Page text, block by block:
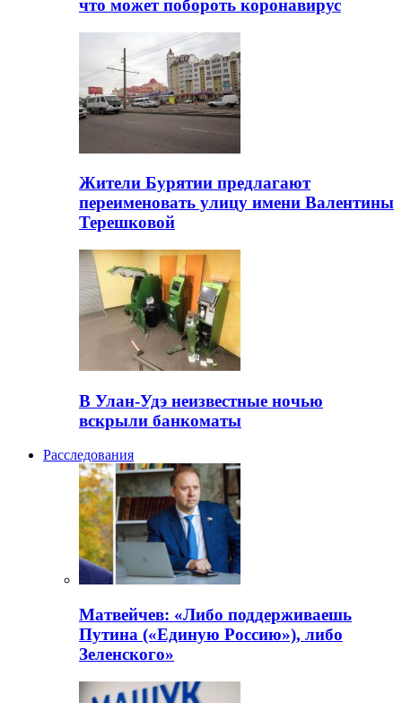
что может побороть коронавирус
Жители Бурятии предлагают
переименовать улицу имени Валентины
Терешковой
В Улан-Удэ неизвестные ночью
вскрыли банкоматы
Расследования
Матвейчев: «Либо поддерживаешь
Путина («Единую Россию»), либо
Зеленского»